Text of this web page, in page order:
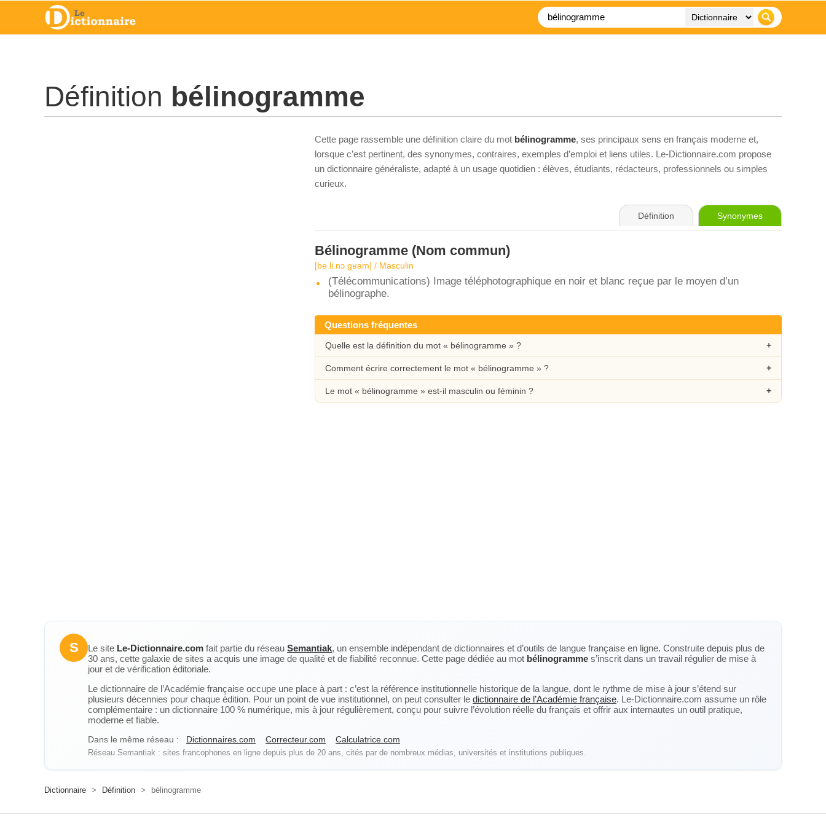
Définition bélinogramme
Cette page rassemble une définition claire du mot bélinogramme, ses principaux sens en français moderne et,
lorsque c’est pertinent, des synonymes, contraires, exemples d’emploi et liens utiles. Le-Dictionnaire.com propose
un dictionnaire généraliste, adapté à un usage quotidien : élèves, étudiants, rédacteurs, professionnels ou simples
curieux.
Définition Synonymes
Bélinogramme (Nom commun)
[be.li.nɔ.ɡʁam] / Masculin
(Télécommunications) Image téléphotographique en noir et blanc reçue par le moyen d’un
bélinographe.
Questions fréquentes
Quelle est la définition du mot « bélinogramme » ?
Comment écrire correctement le mot « bélinogramme » ?
Le mot « bélinogramme » est-il masculin ou féminin ?
S Le site Le-Dictionnaire.com fait partie du réseau Semantiak, un ensemble indépendant de dictionnaires et d’outils de langue française en ligne. Construite depuis plus de
30 ans, cette galaxie de sites a acquis une image de qualité et de fiabilité reconnue. Cette page dédiée au mot bélinogramme s’inscrit dans un travail régulier de mise à
jour et de vérification éditoriale.
Le dictionnaire de l’Académie française occupe une place à part : c’est la référence institutionnelle historique de la langue, dont le rythme de mise à jour s’étend sur
plusieurs décennies pour chaque édition. Pour un point de vue institutionnel, on peut consulter le dictionnaire de l’Académie française. Le-Dictionnaire.com assume un rôle
complémentaire : un dictionnaire 100 % numérique, mis à jour régulièrement, conçu pour suivre l’évolution réelle du français et offrir aux internautes un outil pratique,
moderne et fiable.
Dans le même réseau : Dictionnaires.com Correcteur.com Calculatrice.com
Réseau Semantiak : sites francophones en ligne depuis plus de 20 ans, cités par de nombreux médias, universités et institutions publiques.
Dictionnaire > Définition > bélinogramme